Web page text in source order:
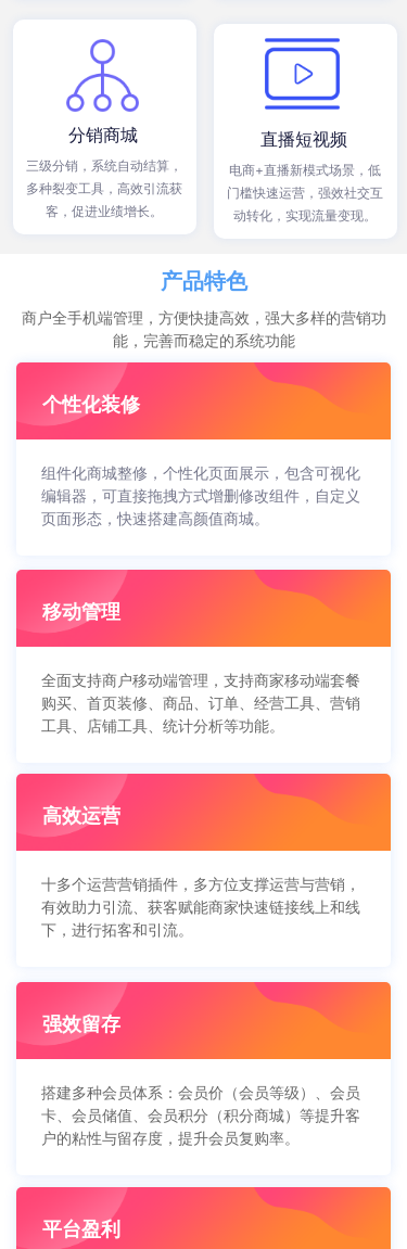
分销商城
三级分销，系统自动结算，
多种裂变工具，高效引流获
客，促进业绩增长。
直播短视频
电商+直播新模式场景，低
门槛快速运营，强效社交互
动转化，实现流量变现。
个性化装修
组件化商城整修，个性化页面展示，包含可视化
编辑器，可直接拖拽方式增删修改组件，自定义
页面形态，快速搭建高颜值商城。
移动管理
全面支持商户移动端管理，支持商家移动端套餐
购买、首页装修、商品、订单、经营工具、营销
工具、店铺工具、统计分析等功能。
高效运营
十多个运营营销插件，多方位支撑运营与营销，
有效助力引流、获客赋能商家快速链接线上和线
下，进行拓客和引流。
强效留存
搭建多种会员体系：会员价（会员等级）、会员
卡、会员储值、会员积分（积分商城）等提升客
户的粘性与留存度，提升会员复购率。
平台盈利
产品特色
商户全手机端管理，方便快捷高效，强大多样的营销功
能，完善而稳定的系统功能